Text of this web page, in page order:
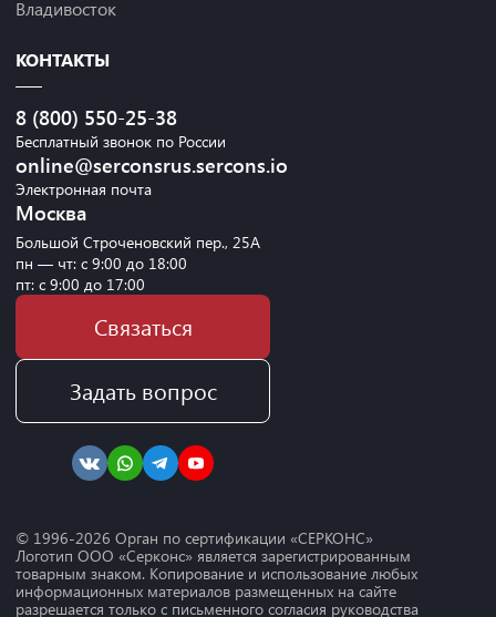
Владивосток
КОНТАКТЫ
8 (800) 550-25-38
Бесплатный звонок по России
online@serconsrus.sercons.io
Электронная почта
Москва
Большой Строченовский пер., 25А
пн — чт: с 9:00 до 18:00
пт: с 9:00 до 17:00
Связаться
Задать вопрос
© 1996-2026 Орган по сертификации «СЕРКОНС»
Логотип ООО «Серконс» является зарегистрированным
товарным знаком. Копирование и использование любых
информационных материалов размещенных на сайте
разрешается только с письменного согласия руководства